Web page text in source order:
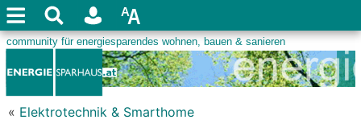
« Elektrotechnik & Smarthome